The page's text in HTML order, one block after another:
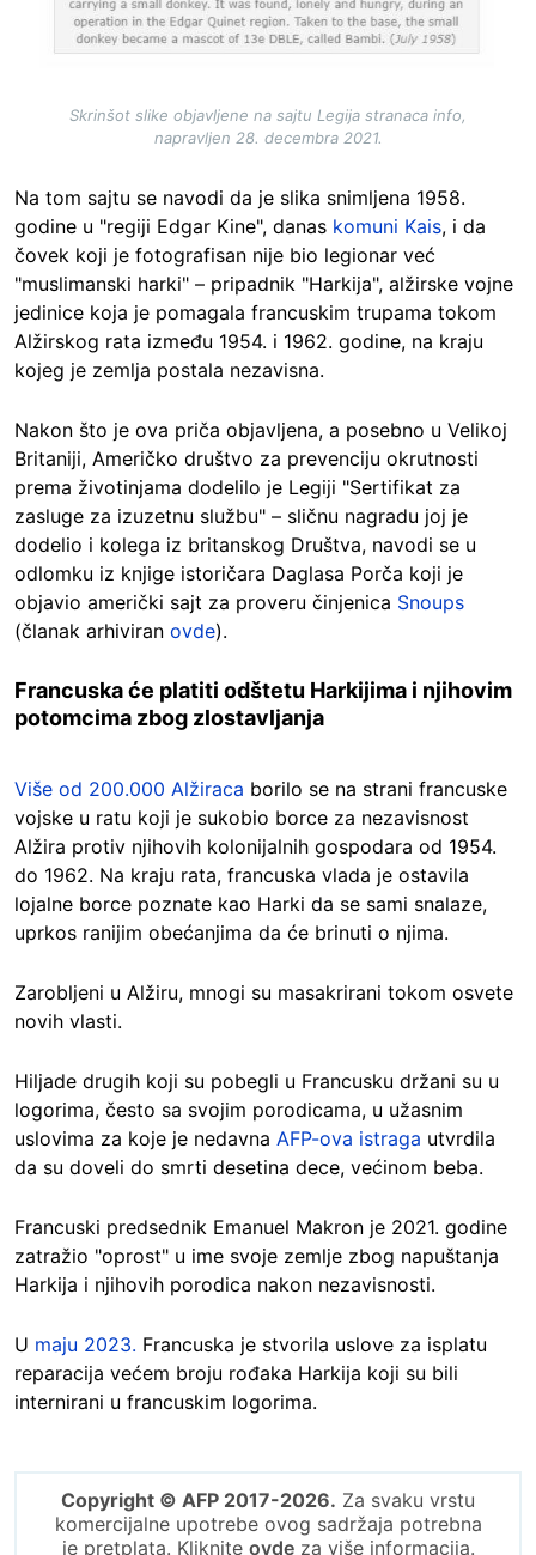
Skrinšot slike objavljene na sajtu Legija stranaca info,
napravljen 28. decembra 2021.
Na tom sajtu se navodi da je slika snimljena 1958.
godine u "regiji Edgar Kine", danas komuni Kais, i da
čovek koji je fotografisan nije bio legionar već
"muslimanski harki" – pripadnik "Harkija", alžirske vojne
jedinice koja je pomagala francuskim trupama tokom
Alžirskog rata između 1954. i 1962. godine, na kraju
kojeg je zemlja postala nezavisna.
Nakon što je ova priča objavljena, a posebno u Velikoj
Britaniji, Američko društvo za prevenciju okrutnosti
prema životinjama dodelilo je Legiji "Sertifikat za
zasluge za izuzetnu službu" – sličnu nagradu joj je
dodelio i kolega iz britanskog Društva, navodi se u
odlomku iz knjige istoričara Daglasa Porča koji je
objavio američki sajt za proveru činjenica Snoups
(članak arhiviran ovde).
Francuska će platiti odštetu Harkijima i njihovim
potomcima zbog zlostavljanja
Više od 200.000 Alžiraca borilo se na strani francuske
vojske u ratu koji je sukobio borce za nezavisnost
Alžira protiv njihovih kolonijalnih gospodara od 1954.
do 1962. Na kraju rata, francuska vlada je ostavila
lojalne borce poznate kao Harki da se sami snalaze,
uprkos ranijim obećanjima da će brinuti o njima.
Zarobljeni u Alžiru, mnogi su masakrirani tokom osvete
novih vlasti.
Hiljade drugih koji su pobegli u Francusku držani su u
logorima, često sa svojim porodicama, u užasnim
uslovima za koje je nedavna AFP-ova istraga utvrdila
da su doveli do smrti desetina dece, većinom beba.
Francuski predsednik Emanuel Makron je 2021. godine
zatražio "oprost" u ime svoje zemlje zbog napuštanja
Harkija i njihovih porodica nakon nezavisnosti.
U maju 2023. Francuska je stvorila uslove za isplatu
reparacija većem broju rođaka Harkija koji su bili
internirani u francuskim logorima.
Copyright © AFP 2017-2026. Za svaku vrstu
komercijalne upotrebe ovog sadržaja potrebna
je pretplata. Kliknite ovdeza više informacija.